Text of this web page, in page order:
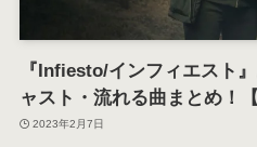
『Infiesto/インフィエスト
ャスト・流れる曲まとめ！
2023年2月7日